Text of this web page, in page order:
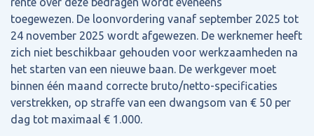
toegewezen. De loonvordering vanaf september 2025 tot
24 november 2025 wordt afgewezen. De werknemer heeft
zich niet beschikbaar gehouden voor werkzaamheden na
het starten van een nieuwe baan. De werkgever moet
binnen één maand correcte bruto/netto-specificaties
verstrekken, op straffe van een dwangsom van € 50 per
dag tot maximaal € 1.000.